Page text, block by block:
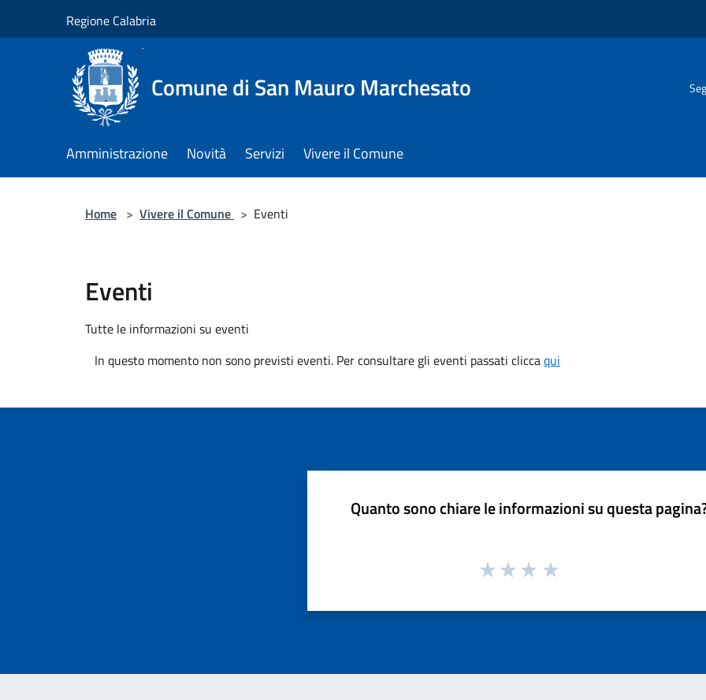
Regione Calabria
Comune di San Mauro Marchesato
Amministrazione Novità Servizi Vivere il Comune
Home > Vivere il Comune > Eventi
Eventi
Tutte le informazioni su eventi
In questo momento non sono previsti eventi. Per consultare gli eventi passati cliccaqui
Quanto sono chiare le informazioni su questa